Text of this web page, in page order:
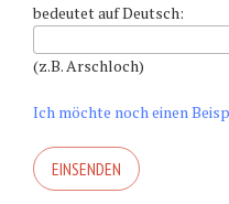
bedeutet auf Deutsch:
(z.B. Arschloch)
Ich möchte noch einen